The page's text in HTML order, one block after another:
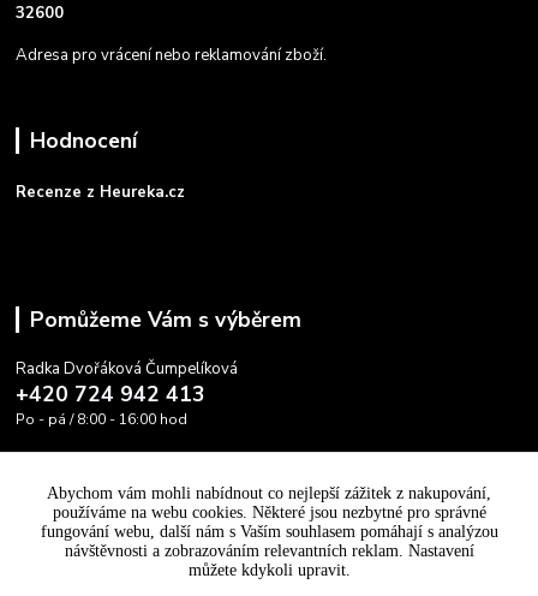
32600
Adresa pro vrácení nebo reklamování zboží.
Hodnocení
Recenze z Heureka.cz
Pomůžeme Vám s výběrem
Radka Dvořáková Čumpelíková
+420 724 942 413
Po - pá / 8:00 - 16:00 hod
Abychom vám mohli nabídnout co nejlepší zážitek z nakupování,
používáme na webu cookies. Některé jsou nezbytné pro správné
fungování webu, další nám s Vaším souhlasem pomáhají s analýzou
návštěvnosti a zobrazováním relevantních reklam. Nastavení
můžete kdykoli upravit.